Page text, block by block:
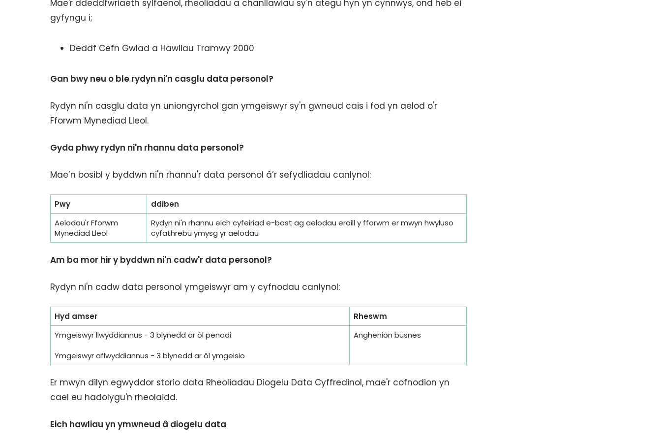
Mae'r ddeddfwriaeth sylfaenol, rheoliadau a chanllawiau sy'n ategu hyn yn cynnwys, ond heb ei
gyfyngu i;
Deddf Cefn Gwlad a Hawliau Tramwy 2000
Gan bwy neu o ble rydyn ni'n casglu data personol?
Rydyn ni'n casglu data yn uniongyrchol gan ymgeiswyr sy'n gwneud cais i fod yn aelod o'r
Fforwm Mynediad Lleol.
Gyda phwy rydyn ni'n rhannu data personol?
Mae’n bosibl y byddwn ni'n rhannu'r data personol â’r sefydliadau canlynol:
Pwy
ddiben
Aelodau'r Fforwm
Mynediad Lleol
Rydyn ni'n rhannu eich cyfeiriad e-bost ag aelodau eraill y fforwm er mwyn hwyluso
cyfathrebu ymysg yr aelodau
Am ba mor hir y byddwn ni'n cadw'r data personol?
Rydyn ni'n cadw data personol ymgeiswyr am y cyfnodau canlynol:
Hyd amser
Rheswm
Ymgeiswyr llwyddiannus - 3 blynedd ar ôl penodi
Ymgeiswyr aflwyddiannus - 3 blynedd ar ôl ymgeisio
Anghenion busnes
Er mwyn dilyn egwyddor storio data Rheoliadau Diogelu Data Cyffredinol, mae'r cofnodion yn
cael eu hadolygu'n rheolaidd.
Eich hawliau yn ymwneud â diogelu data